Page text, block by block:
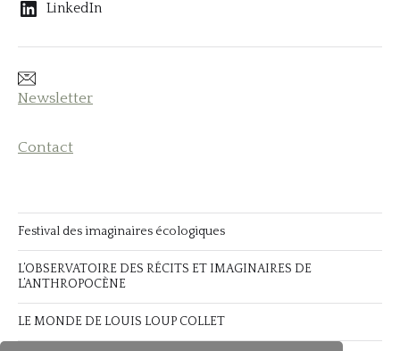
LinkedIn
Newsletter
Contact
Festival des imaginaires écologiques
L’OBSERVATOIRE DES RÉCITS ET IMAGINAIRES DE
L’ANTHROPOCÈNE
LE MONDE DE LOUIS LOUP COLLET